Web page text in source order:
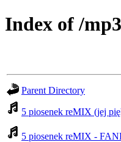
Index of /mp3
Parent Directory
5 piosenek reMIX (jej
5 piosenek reMIX -